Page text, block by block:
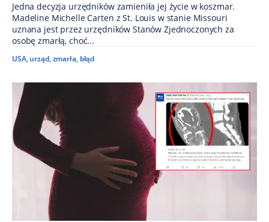
Jedna decyzja urzędników zamieniła jej życie w koszmar.
Madeline Michelle Carten z St. Louis w stanie Missouri
uznana jest przez urzędników Stanów Zjednoczonych za
osobę zmarłą, choć...
USA, urząd,zmarła, błąd